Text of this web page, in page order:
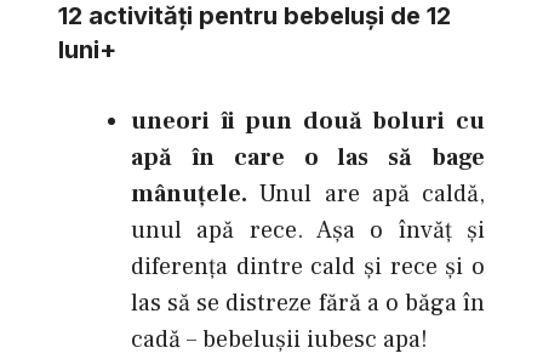
12 activităţi pentru bebeluşi de 12
luni+
uneori îi pun două boluri cu
apă în care o las să bage
mânuţele. Unul are apă caldă,
unul apă rece. Aşa o învăţ şi
diferenţa dintre cald şi rece şi o
las să se distreze fără a o băga în
cadă – bebeluşii iubesc apa!